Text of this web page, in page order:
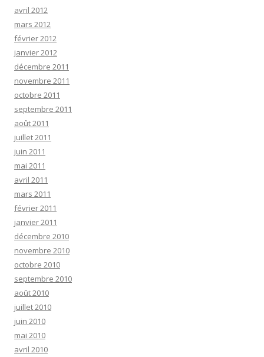
avril 2012
mars 2012
février 2012
janvier 2012
décembre 2011
novembre 2011
octobre 2011
septembre 2011
août 2011
juillet 2011
juin 2011
mai 2011
avril 2011
mars 2011
février 2011
janvier 2011
décembre 2010
novembre 2010
octobre 2010
septembre 2010
août 2010
juillet 2010
juin 2010
mai 2010
avril 2010